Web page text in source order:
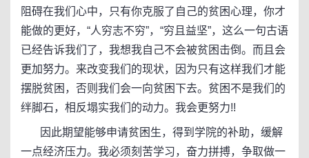
阻碍在我们心中，只有你克服了自己的贫困心理，你才
能做的更好，“人穷志不穷”，“穷且益坚”，这么一句古语
已经告诉我们了，我想我自己不会被贫困击倒。而且会
更加努力。来改变我们的现状，因为只有这样我们才能
摆脱贫困，否则我们会一向贫困下去。贫困不是我们的
绊脚石，相反塌实我们的动力。我会更努力!!
因此期望能够申请贫困生，得到学院的补助，缓解
一点经济压力。我必须刻苦学习，奋力拼搏，争取做一